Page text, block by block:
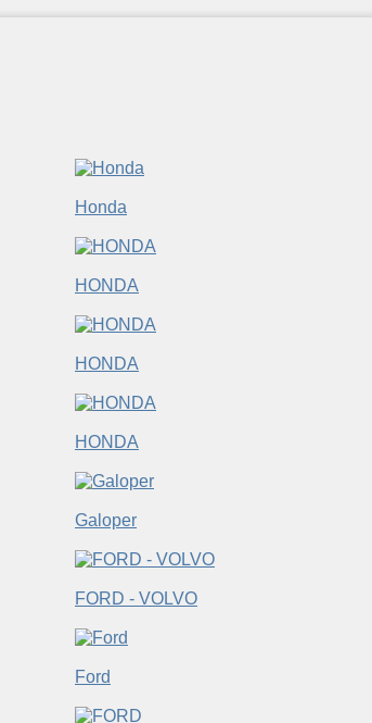
Honda
HONDA
HONDA
HONDA
Galoper
FORD - VOLVO
Ford